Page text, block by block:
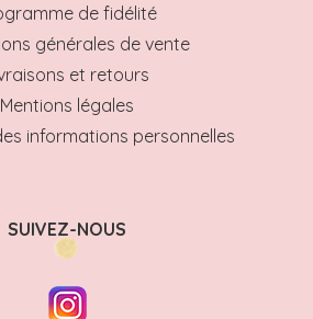
de fidélité
générales de vente
et retours
Mentions légales
informations personnelles
SUIVEZ-NOUS